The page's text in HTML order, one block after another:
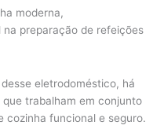
moderna,
preparação de refeições
eletrodoméstico, há
trabalham em conjunto
cozinha funcional e seguro.